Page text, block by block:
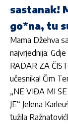
sastanak!
go*na, tu
Mama Džehva
najvrjednija:
RADAR ZA
učesnika! Čim
„NE VIĐA MI
JE“ Jelena
tužila